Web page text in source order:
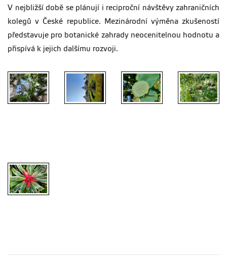
V nejbližší době se plánují i reciproční návštěvy zahraničních
kolegů v České republice. Mezinárodní výměna zkušeností
představuje pro botanické zahrady neocenitelnou hodnotu a
přispívá k jejich dalšímu rozvoji.